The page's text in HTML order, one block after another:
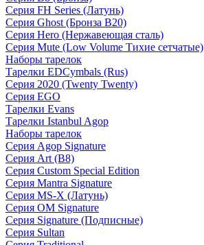
Серия FH Series (Латунь)
Серия Ghost (Бронза B20)
Серия Hero (Нержавеющая сталь)
Серия Mute (Low Volume Тихие сетчатые)
Наборы тарелок
Тарелки EDCymbals (Rus)
Серия 2020 (Twenty Twenty)
Серия EGO
Тарелки Evans
Тарелки Istanbul Agop
Наборы тарелок
Серия Agop Signature
Серия Art (B8)
Серия Custom Special Edition
Серия Mantra Signature
Серия MS-X (Латунь)
Серия OM Signature
Серия Signature (Подписные)
Серия Sultan